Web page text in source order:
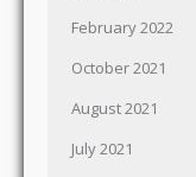
February 2022
October 2021
August 2021
July 2021